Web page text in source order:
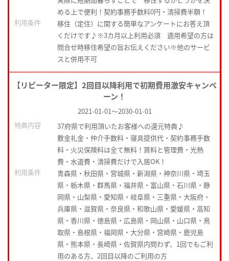
める上で便利！契約事務手数料0円・清掃費半額！
利用条件
移住（定住）に関する簡単なアンケートにお答え頂
くだけです♪※3カ月以上利用必須 適用希望の方は
問合せ時移住希望の旨お伝えください※他のサービ
スと併用不可
【リピーター限定】2回目以降利用で初期費用激安キャンペ
ーン！
2021-01-01～2030-01-01
特典内容
37府県で利用頂いたお客様への還元特典♪
敷金礼金・仲介手数料・寝具提供代・契約事務手数
料・火災保険料は全て無料！賃料と管理費・光熱
費・水道費・清掃費だけで入居OK！
利用条件
青森県・秋田県・宮城県・新潟県・神奈川県・埼玉
県・栃木県・群馬県・福井県・富山県・石川県・静
岡県・山梨県・愛知県・岐阜県・三重県・大阪府・
兵庫県・滋賀県・奈良県・和歌山県・愛媛県・高知
県・香川県・徳島県・広島県・岡山県・山口県・鳥
取県・島根県・福岡県・大分県・宮崎県・鹿児島
県・熊本県・長崎県・佐賀県内問わず、1回でもご利
用のある方、2回目以降のご利用の方